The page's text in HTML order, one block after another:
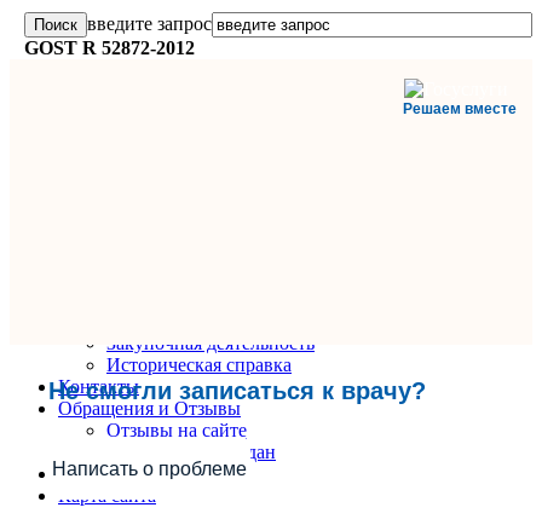
введите запрос
GOST R 52872-2012
Решаем вместе
Не смогли записаться к врачу?
Написать о проблеме
Закупочная деятельность
Историческая справка
Контакты
Обращения и Отзывы
Отзывы на сайте
Обращения граждан
Вопрос-Ответ
Карта сайта